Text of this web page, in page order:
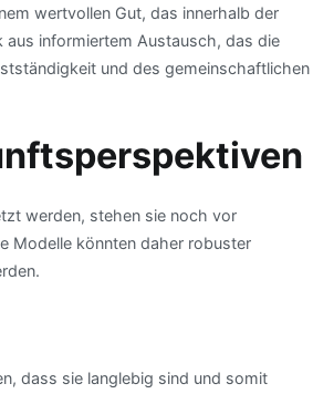
wertvollen Gut, das innerhalb der
informiertem Austausch, das die
und des gemeinschaftlichen
werden, stehen sie noch vor
Modelle könnten daher robuster
dass sie langlebig sind und somit